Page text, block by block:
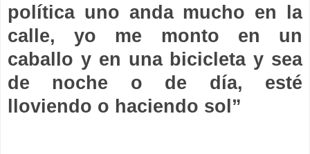
política uno anda mucho en la
calle, yo me monto en un
caballo y en una bicicleta y sea
de noche o de día, esté
lloviendo o haciendo sol”